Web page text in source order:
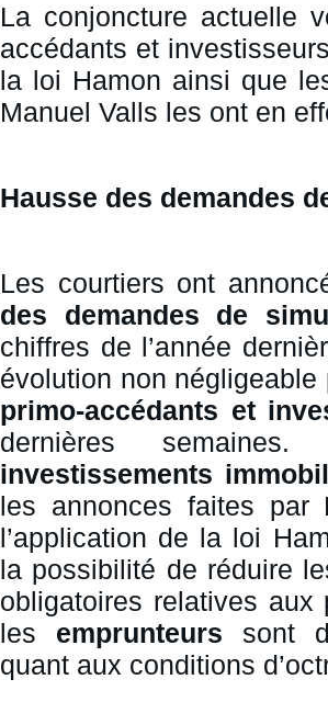
La conjoncture actuelle
accédants et
la loi Hamon ainsi que
Manuel Valls les ont en
Hausse des demandes
Les courtiers ont
des demandes de
chiffres de l’année
évolution non négligeable
primo-accédants et
dernières
investissements
les annonces faites par
l’application de la loi
la possibilité de réduire
obligatoires relatives aux
les emprunteurs sont
quant aux conditions